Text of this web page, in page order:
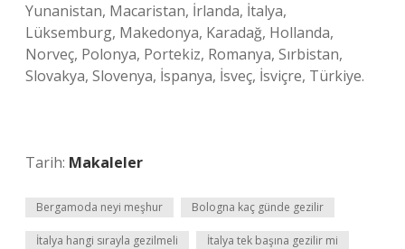
Yunanistan, Macaristan, İrlanda, İtalya,
Lüksemburg, Makedonya, Karadağ, Hollanda,
Norveç, Polonya, Portekiz, Romanya, Sırbistan,
Slovakya, Slovenya, İspanya, İsveç, İsviçre, Türkiye.
Tarih: Makaleler
Bergamoda neyi meşhur Bologna kaç günde gezilir
İtalya hangi sırayla gezilmeli İtalya tek başına gezilir mi